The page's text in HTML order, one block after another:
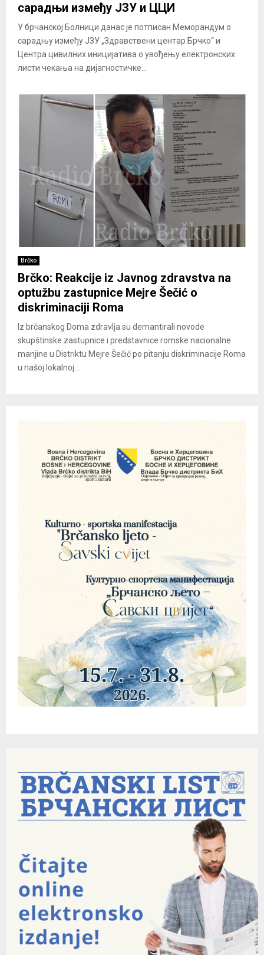
сарадњи између ЈЗУ и ЦЦИ
У брчанској Болници данас је потписан Меморандум о
сарадњу између ЈЗУ „Здравствени центар Брчко“ и
Центра цивилних иницијатива о увођењу електронских
листи чекања на дијагностичке...
Brčko
Brčko: Reakcije iz Javnog zdravstva na
optužbu zastupnice Mejre Šečić o
diskriminaciji Roma
Iz brčanskog Doma zdravlja su demantirali novode
skupštinske zastupnice i predstavnice romske nacionalne
manjine u Distriktu Mejre Šečić po pitanju diskriminacije Roma
u našoj lokalnoj...